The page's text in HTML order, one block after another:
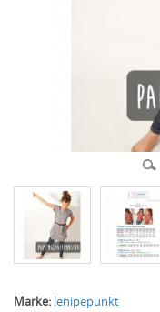
Marke: lenipepunkt